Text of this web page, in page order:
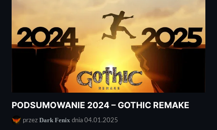
PODSUMOWANIE 2024 – GOTHIC REMAKE
przez Dark Fenix dnia 04.01.2025